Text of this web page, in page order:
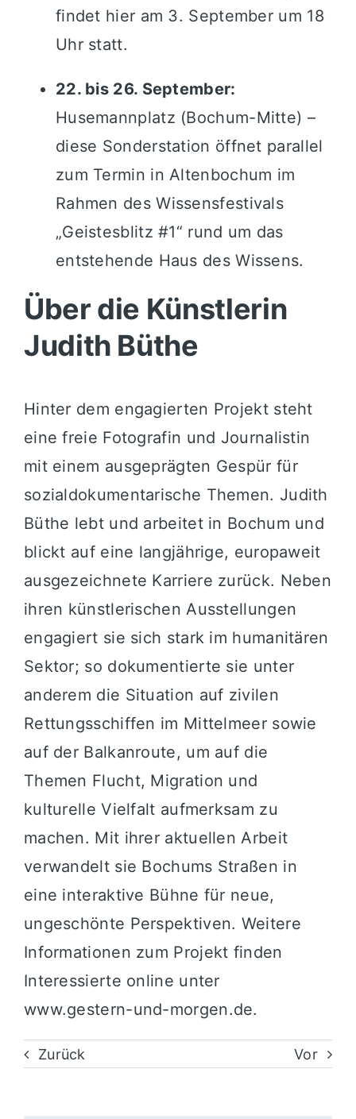
findet hier am 3. September um 18
Uhr statt.
22. bis 26. September:
Husemannplatz (Bochum-Mitte) –
diese Sonderstation öffnet parallel
zum Termin in Altenbochum im
Rahmen des Wissensfestivals
„Geistesblitz #1“ rund um das
entstehende Haus des Wissens.
Über die Künstlerin
Judith Büthe
Hinter dem engagierten Projekt steht
eine freie Fotografin und Journalistin
mit einem ausgeprägten Gespür für
sozialdokumentarische Themen. Judith
Büthe lebt und arbeitet in Bochum und
blickt auf eine langjährige, europaweit
ausgezeichnete Karriere zurück. Neben
ihren künstlerischen Ausstellungen
engagiert sie sich stark im humanitären
Sektor; so dokumentierte sie unter
anderem die Situation auf zivilen
Rettungsschiffen im Mittelmeer sowie
auf der Balkanroute, um auf die
Themen Flucht, Migration und
kulturelle Vielfalt aufmerksam zu
machen. Mit ihrer aktuellen Arbeit
verwandelt sie Bochums Straßen in
eine interaktive Bühne für neue,
ungeschönte Perspektiven. Weitere
Informationen zum Projekt finden
Interessierte online unter
www.gestern-und-morgen.de.
Zurück Vor